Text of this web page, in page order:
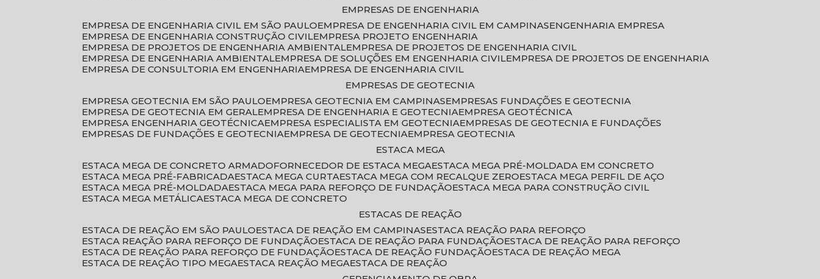
EMPRESAS DE ENGENHARIA
EMPRESA DE ENGENHARIA CIVIL EM SÃO PAULO
EMPRESA DE ENGENHARIA CIVIL EM CAMPINAS
ENGENHARIA EMPRESA
EMPRESA DE ENGENHARIA CONSTRUÇÃO CIVIL EMPRESA PROJETO ENGENHARIA
EMPRESA DE PROJETOS DE ENGENHARIA AMBIENTAL EMPRESA DE PROJETOS DE ENGENHARIA CIVIL
EMPRESA DE ENGENHARIA AMBIENTAL EMPRESA DE SOLUÇÕES EM ENGENHARIA CIVIL EMPRESA DE PROJETOS DE ENGENHARIA
EMPRESA DE CONSULTORIA EM ENGENHARIA EMPRESA DE ENGENHARIA CIVIL
EMPRESAS DE GEOTECNIA
EMPRESA GEOTECNIA EM SÃO PAULO
EMPRESA GEOTECNIA EM CAMPINAS
EMPRESAS FUNDAÇÕES E GEOTECNIA
EMPRESA DE GEOTECNIA EM GERAL EMPRESA DE ENGENHARIA E GEOTECNIA EMPRESA GEOTÉCNICA
EMPRESA ENGENHARIA GEOTÉCNICA EMPRESA ESPECIALISTA EM GEOTECNIA EMPRESAS DE GEOTECNIA E FUNDAÇÕES
EMPRESAS DE FUNDAÇÕES E GEOTECNIA EMPRESA DE GEOTECNIA EMPRESA GEOTECNIA
ESTACA MEGA
ESTACA MEGA DE CONCRETO ARMADO
FORNECEDOR DE ESTACA MEGA ESTACA MEGA PRÉ-MOLDADA EM CONCRETO
ESTACA MEGA PRÉ-FABRICADA ESTACA MEGA CURTA ESTACA MEGA COM RECALQUE ZERO
ESTACA MEGA PERFIL DE AÇO
ESTACA MEGA PRÉ-MOLDADA ESTACA MEGA PARA REFORÇO DE FUNDAÇÃO
ESTACA MEGA PARA CONSTRUÇÃO CIVIL
ESTACA MEGA METÁLICA ESTACA MEGA DE CONCRETO
ESTACAS DE REAÇÃO
ESTACA DE REAÇÃO EM SÃO PAULO
ESTACA DE REAÇÃO EM CAMPINAS
ESTACA REAÇÃO PARA REFORÇO
ESTACA REAÇÃO PARA REFORÇO DE FUNDAÇÃO
ESTACA DE REAÇÃO PARA FUNDAÇÃO
ESTACA DE REAÇÃO PARA REFORÇO
ESTACA DE REAÇÃO PARA REFORÇO DE FUNDAÇÃO
ESTACA DE REAÇÃO FUNDAÇÃO
ESTACA DE REAÇÃO MEGA
ESTACA DE REAÇÃO TIPO MEGA ESTACA REAÇÃO MEGA ESTACA DE REAÇÃO